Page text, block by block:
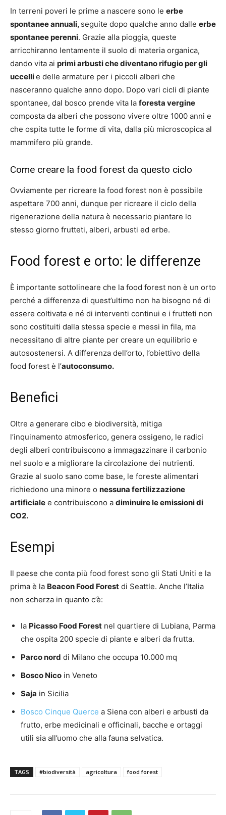
In terreni poveri le prime a nascere sono le erbe
spontanee annuali, seguite dopo qualche anno dalle erbe
spontanee perenni. Grazie alla pioggia, queste
arricchiranno lentamente il suolo di materia organica,
dando vita ai primi arbusti che diventano rifugio per gli
uccellie delle armature per i piccoli alberi che
nasceranno qualche anno dopo. Dopo vari cicli di piante
spontanee, dal bosco prende vita la foresta vergine
composta da alberi che possono vivere oltre 1000 anni e
che ospita tutte le forme di vita, dalla più microscopica al
mammifero più grande.
Come creare la food forest da questo ciclo
Ovviamente per ricreare la food forest non è possibile
aspettare 700 anni, dunque per ricreare il ciclo della
rigenerazione della natura è necessario piantare lo
stesso giorno frutteti, alberi, arbusti ed erbe.
Food forest e orto: le differenze
È importante sottolineare che la food forest non è un orto
perché a differenza di quest’ultimo non ha bisogno né di
essere coltivata e né di interventi continui e i frutteti non
sono costituiti dalla stessa specie e messi in fila, ma
necessitano di altre piante per creare un equilibrio e
autosostenersi. A differenza dell’orto, l’obiettivo della
food forest è l’autoconsumo.
Benefici
Oltre a generare cibo e biodiversità, mitiga
l’inquinamento atmosferico, genera ossigeno, le radici
degli alberi contribuiscono a immagazzinare il carbonio
nel suolo e a migliorare la circolazione dei nutrienti.
Grazie al suolo sano come base, le foreste alimentari
richiedono una minore o nessuna fertilizzazione
artificiale e contribuiscono a diminuire le emissioni di
CO2.
Esempi
Il paese che conta più food forest sono gli Stati Uniti e la
prima è la Beacon Food Forest di Seattle. Anche l’Italia
non scherza in quanto c’è:
la Picasso Food Forest nel quartiere di Lubiana, Parma
che ospita 200 specie di piante e alberi da frutta.
Parco nord di Milano che occupa 10.000 mq
Bosco Nico in Veneto
Saja in Sicilia
Bosco Cinque Querce a Siena con alberi e arbusti da
frutto, erbe medicinali e officinali, bacche e ortaggi
utili sia all’uomo che alla fauna selvatica.
TAGS #biodiversità agricoltura food forest